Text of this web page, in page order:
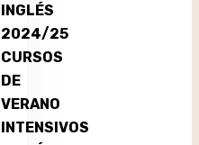
INGLÉS
2024/25
CURSOS
DE
VERANO
INTENSIVOS